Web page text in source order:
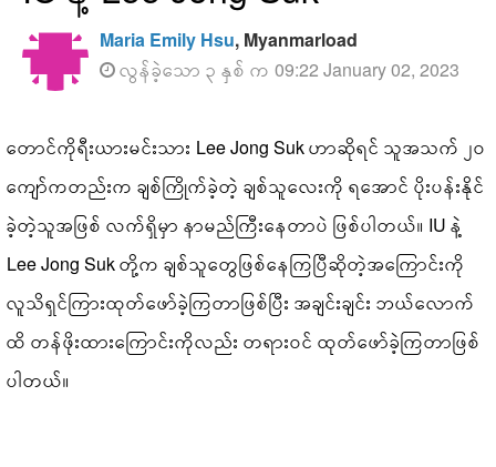
Maria Emily Hsu, Myanmarload
လွန်ခဲ့သော ၃ နှစ် က 09:22 January 02, 2023
တောင်ကိုရီးယားမင်းသား Lee Jong Suk ဟာဆိုရင် သူအသက် ၂၀
ကျော်ကတည်းက ချစ်ကြိုက်ခဲ့တဲ့ ချစ်သူလေးကို ရအောင် ပိုးပန်းနိုင်
ခဲ့တဲ့သူအဖြစ် လက်ရှိမှာ နာမည်ကြီးနေတာပဲ ဖြစ်ပါတယ်။ IU နဲ့
Lee Jong Suk တို့က ချစ်သူတွေဖြစ်နေကြပြီဆိုတဲ့အကြောင်းကို
လူသိရှင်ကြားထုတ်ဖော်ခဲ့ကြတာဖြစ်ပြီး အချင်းချင်း ဘယ်လောက်
ထိ တန်ဖိုးထားကြောင်းကိုလည်း တရားဝင် ထုတ်ဖော်ခဲ့ကြတာဖြစ်
ပါတယ်။